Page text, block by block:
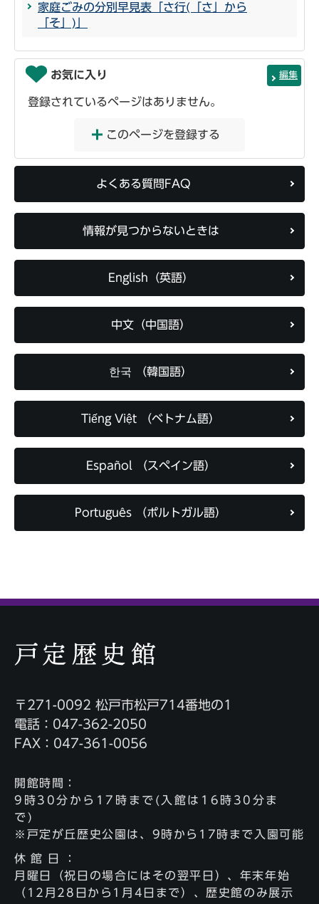
家庭ごみの分別早見表「さ行(「さ」から
「そ」)」
お気に入り 編集
登録されているページはありません。
このページを登録する
よくある質問FAQ
情報が見つからないときは
English（英語）
中文（中国語）
한국 （韓国語）
Tiếng Việt （ベトナム語）
Español （スペイン語）
Português （ポルトガル語）
〒271-0092 松戸市松戸714番地の1
電話：047-362-2050
FAX：047-361-0056
開館時間
：
9時30分から17時まで(入館は16時30分ま
で)
※戸定が丘歴史公園は、9時から17時まで入園可能
休館日
：
月曜日（祝日の場合にはその翌平日）、年末年始
（12月28日から1月4日まで）、歴史館のみ展示